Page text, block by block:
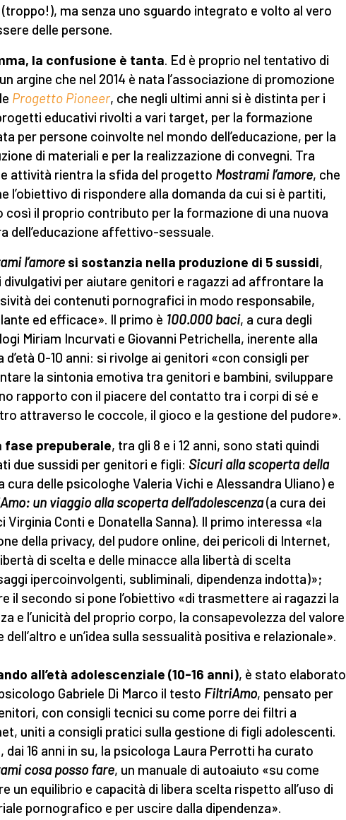
ma senza uno sguardo integrato e volto al vero
delle persone.
la confusione è tanta. Ed è proprio nel tentativo di
argine che nel 2014 è nata l’associazione di promozione
Progetto Pioneer, che negli ultimi anni si è distinta per i
educativi rivolti a vari target, per la formazione
per persone coinvolte nel mondo dell’educazione, per la
di materiali e per la realizzazione di convegni. Tra
attività rientra la sfida del progetto Mostrami l’amore, che
l’obiettivo di rispondere alla domanda da cui si è partiti,
così il proprio contributo per la formazione di una nuova
dell’educazione affettivo-sessuale.
l’amore si sostanzia nella produzione di 5 sussidi,
per aiutare genitori e ragazzi ad affrontare la
dei contenuti pornografici in modo responsabile,
ed efficace». Il primo è 100.000 baci, a cura degli
Miriam Incurvati e Giovanni Petrichella, inerente alla
d’età 0-10 anni: si rivolge ai genitori «con consigli per
la sintonia emotiva tra genitori e bambini, sviluppare
rapporto con il piacere del contatto tra i corpi di sé e
attraverso le coccole, il gioco e la gestione del pudore».
fase prepuberale, tra gli 8 e i 12 anni, sono stati quindi
due sussidi per genitori e figli: Sicuri alla scoperta della
cura delle psicologhe Valeria Vichi e Alessandra Uliano) e
un viaggio alla scoperta dell’adolescenza(a cura dei
Virginia Conti e Donatella Sanna). Il primo interessa «la
della privacy, del pudore online, dei pericoli di Internet,
di scelta e delle minacce alla libertà di scelta
ipercoinvolgenti, subliminali, dipendenza indotta)»;
il secondo si pone l’obiettivo «di trasmettere ai ragazzi la
e l’unicità del proprio corpo, la consapevolezza del valore
dell’altro e un’idea sulla sessualità positiva e relazionale».
all’età adolescenziale (10-16 anni), è stato elaborato
Gabriele Di Marco il testo FiltriAmo, pensato per
con consigli tecnici su come porre dei filtri a
uniti a consigli pratici sulla gestione di figli adolescenti.
dai 16 anni in su, la psicologa Laura Perrotti ha curato
cosa posso fare, un manuale di autoaiuto «su come
un equilibrio e capacità di libera scelta rispetto all’uso di
pornografico e per uscire dalla dipendenza».